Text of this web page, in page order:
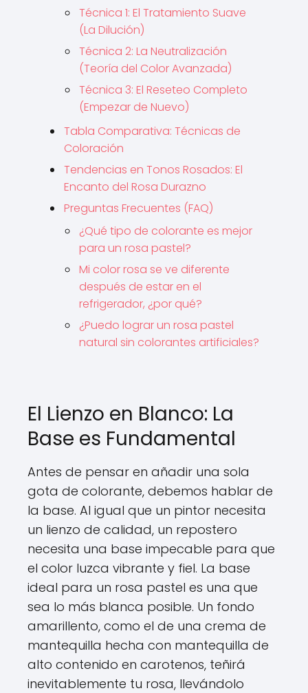
Técnica 1: El Tratamiento Suave
(La Dilución)
Técnica 2: La Neutralización
(Teoría del Color Avanzada)
Técnica 3: El Reseteo Completo
(Empezar de Nuevo)
Tabla Comparativa: Técnicas de
Coloración
Tendencias en Tonos Rosados: El
Encanto del Rosa Durazno
Preguntas Frecuentes (FAQ)
¿Qué tipo de colorante es mejor
para un rosa pastel?
Mi color rosa se ve diferente
después de estar en el
refrigerador, ¿por qué?
¿Puedo lograr un rosa pastel
natural sin colorantes artificiales?
El Lienzo en Blanco: La
Base es Fundamental
Antes de pensar en añadir una sola
gota de colorante, debemos hablar de
la base. Al igual que un pintor necesita
un lienzo de calidad, un repostero
necesita una base impecable para que
el color luzca vibrante y fiel. La base
ideal para un rosa pastel es una que
sea lo más blanca posible. Un fondo
amarillento, como el de una crema de
mantequilla hecha con mantequilla de
alto contenido en carotenos, teñirá
inevitablemente tu rosa, llevándolo